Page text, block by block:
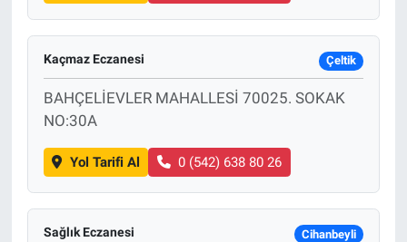
Kaçmaz Eczanesi Çeltik
BAHÇELİEVLER MAHALLESİ 70025. SOKAK
NO:30A
Yol Tarifi Al 0 (542) 638 80 26
Sağlık Eczanesi Cihanbeyli